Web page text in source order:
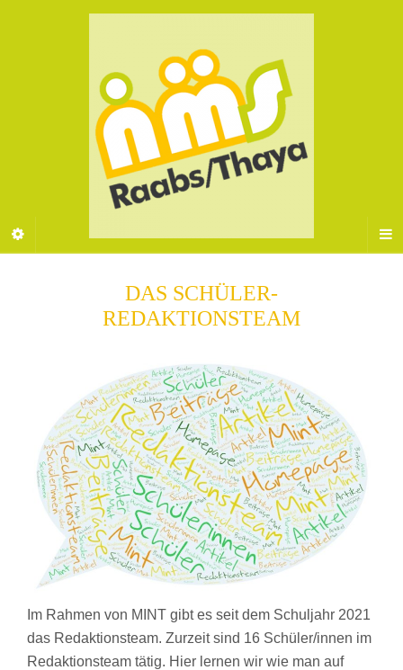
DAS SCHÜLER-
REDAKTIONSTEAM
Im Rahmen von MINT gibt es seit dem Schuljahr 2021
das Redaktionsteam. Zurzeit sind 16 Schüler/innen im
Redaktionsteam tätig. Hier lernen wir wie man auf